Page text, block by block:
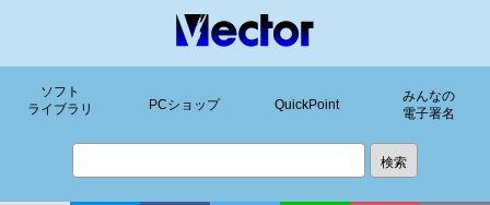
ソフト
ライブラリ
PCショップ QuickPoint
みんなの
電子署名